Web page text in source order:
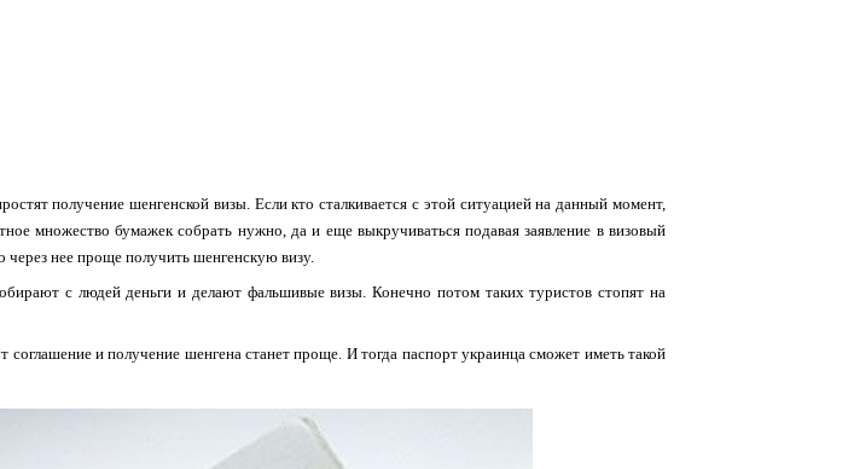
получение шенгенской визы. Если кто сталкивается с этой ситуацией на данный момент,
множество бумажек собрать нужно, да и еще выкручиваться подавая заявление в визовый
через нее проще получить шенгенскую визу.
с людей деньги и делают фальшивые визы. Конечно потом таких туристов стопят на
соглашение и получение шенгена станет проще. И тогда паспорт украинца сможет иметь такой